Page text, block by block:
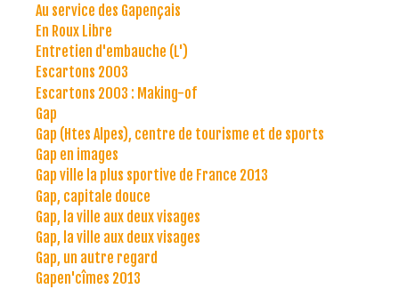
Au service des Gapençais
En Roux Libre
Entretien d'embauche (L')
Escartons 2003
Escartons 2003 : Making-of
Gap
Gap (Htes Alpes), centre de tourisme et de sports
Gap en images
Gap ville la plus sportive de France 2013
Gap, capitale douce
Gap, la ville aux deux visages
Gap, la ville aux deux visages
Gap, un autre regard
Gapen'cîmes 2013